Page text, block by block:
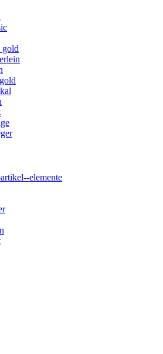
gold
elemente